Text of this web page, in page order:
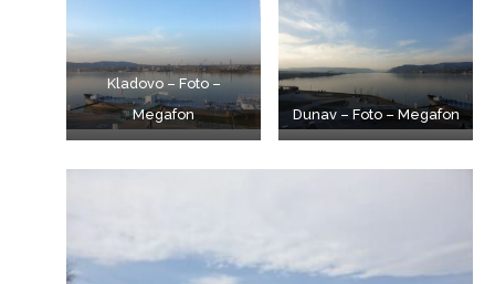
Kladovo – Foto –
Megafon
Dunav – Foto – Megafon